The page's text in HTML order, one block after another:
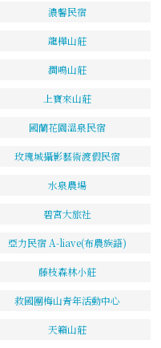
濃馨民宿
龍樺山莊
澗鳴山莊
上寶來山莊
國蘭花園溫泉民宿
玫瑰城攝影藝術渡假民宿
水泉農場
碧宮大旅社
亞力民宿 A-liave(布農族語)
藤枝森林小莊
救國團梅山青年活動中心
天籟山莊